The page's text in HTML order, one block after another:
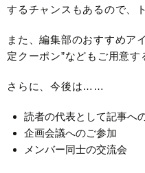
するチャンスもあるので、
また、編集部のおすすめア
定クーポン”などもご用意す
さらに、今後は……
読者の代表として記事へ
企画会議へのご参加
メンバー同士の交流会